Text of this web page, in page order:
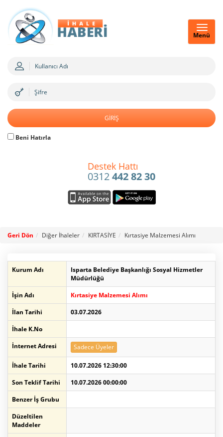
Menü
Beni Hatırla
Destek Hattı
0312442 82 30
Geri Dön Diğer İhaleler KIRTASİYE Kırtasiye Malzemesi Alımı
Kurum Adı
Isparta Belediye Başkanlığı Sosyal Hizmetler
Müdürlüğü
İşin Adı
Kırtasiye Malzemesi Alımı
İlan Tarihi
03.07.2026
İhale K.No
İnternet Adresi
Sadece Üyeler
İhale Tarihi
10.07.2026 12:30:00
Son Teklif Tarihi
10.07.2026 00:00:00
Benzer İş Grubu
Düzeltilen
Maddeler